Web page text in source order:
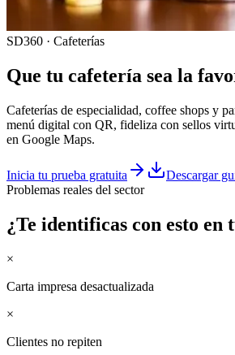
SD360 · Cafeterías
Que tu cafetería sea la
Cafeterías de especialidad, coffee shops y
menú digital con QR, fideliza con sellos
en Google Maps.
Inicia tu prueba gratuita
Descargar
Problemas reales del sector
¿Te identificas con esto en
×
Carta impresa desactualizada
×
Clientes no repiten